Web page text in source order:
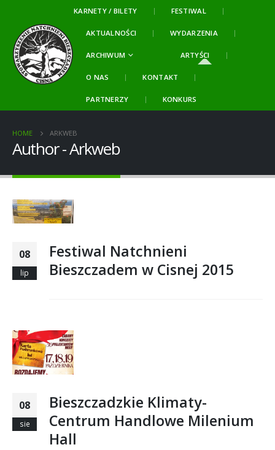
KARNETY / BILETY FESTIWAL
AKTUALNOŚCI WYDARZENIA
ARCHIWUM ARTYŚCI
O NAS KONTAKT
PARTNERZY KONKURS
HOME ARKWEB
Author - Arkweb
08
lip
Festiwal Natchnieni
Bieszczadem w Cisnej 2015
08
sie
Bieszczadzkie Klimaty-
Centrum Handlowe Milenium
Hall